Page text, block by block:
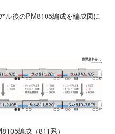
ル後のPM8105編成を編成図に
編成（811系）